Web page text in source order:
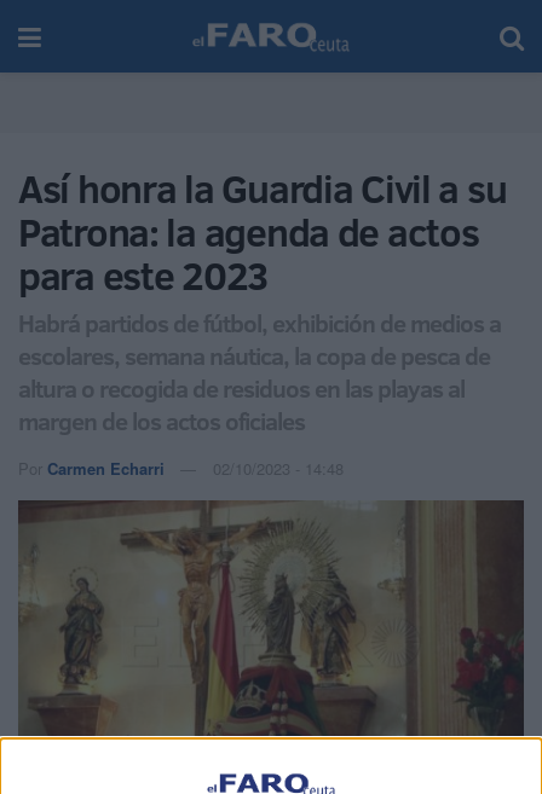
Así honra la Guardia Civil a su
Patrona: la agenda de actos
para este 2023
Habrá partidos de fútbol, exhibición de medios a
escolares, semana náutica, la copa de pesca de
altura o recogida de residuos en las playas al
margen de los actos oficiales
Por Carmen Echarri 02/10/2023 - 14:48